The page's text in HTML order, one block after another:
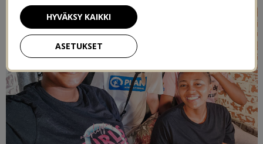
ASETUKSET
HYVÄKSY KAIKKI